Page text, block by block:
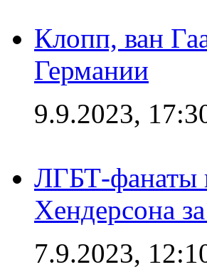
Клопп, ван
Германии
9.9.2023,
ЛГБТ-фанаты
Хендерсона
7.9.2023,